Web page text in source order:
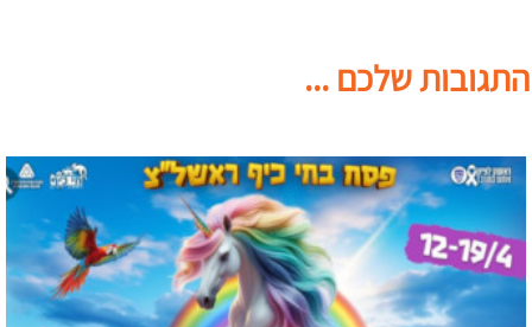
התגובות שלכם ...